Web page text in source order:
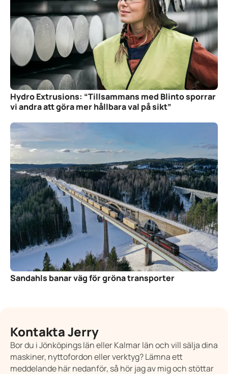
Hydro Extrusions: “Tillsammans med Blinto sporrar
vi andra att göra mer hållbara val på sikt”
Sandahls banar väg för gröna transporter
Kontakta Jerry
Bor du i Jönköpings län eller Kalmar län och vill sälja dina
maskiner, nyttofordon eller verktyg? Lämna ett
meddelande här nedanför, så hör jag av mig och stöttar